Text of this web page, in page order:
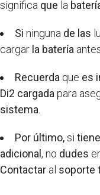
significa que la
Si ninguna de las
cargar la batería
Recuerda que es
Di2 cargada para
sistema
Por último,si
adicional , no dudes
Contactar al soporte